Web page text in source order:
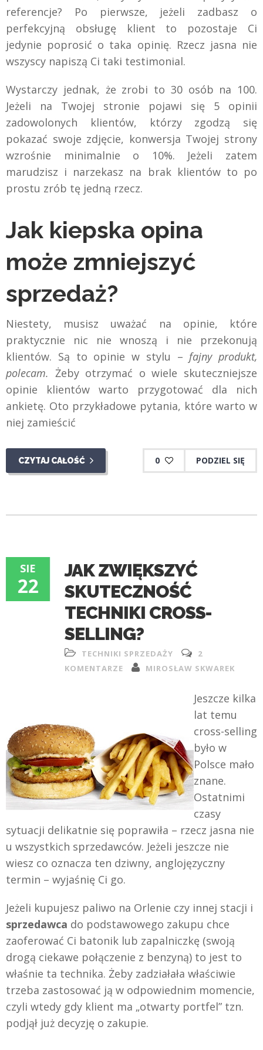
referencje? Po pierwsze, jeżeli zadbasz o
perfekcyjną obsługę klient to pozostaje Ci
jedynie poprosić o taka opinię. Rzecz jasna nie
wszyscy napiszą Ci taki testimonial.
Wystarczy jednak, że zrobi to 30 osób na 100.
Jeżeli na Twojej stronie pojawi się 5 opinii
zadowolonych klientów, którzy zgodzą się
pokazać swoje zdjęcie, konwersja Twojej strony
wzrośnie minimalnie o 10%. Jeżeli zatem
marudzisz i narzekasz na brak klientów to po
prostu zrób tę jedną rzecz.
Jak kiepska opina
może zmniejszyć
sprzedaż?
Niestety, musisz uważać na opinie, które
praktycznie nic nie wnoszą i nie przekonują
klientów. Są to opinie w stylu – fajny produkt,
polecam. Żeby otrzymać o wiele skuteczniejsze
opinie klientów warto przygotować dla nich
ankietę. Oto przykładowe pytania, które warto w
niej zamieścić
CZYTAJ CAŁOŚĆ 0 PODZIEL SIĘ
SIE
22
JAK ZWIĘKSZYĆ
SKUTECZNOŚĆ
TECHNIKI CROSS-
SELLING?
TECHNIKI SPRZEDAŻY
2
KOMENTARZE
MIROSŁAW SKWAREK
Jeszcze kilka
lat temu
cross-selling
było w
Polsce mało
znane.
Ostatnimi
czasy
sytuacji delikatnie się poprawiła – rzecz jasna nie
u wszystkich sprzedawców. Jeżeli jeszcze nie
wiesz co oznacza ten dziwny, anglojęzyczny
termin – wyjaśnię Ci go.
Jeżeli kupujesz paliwo na Orlenie czy innej stacji i
sprzedawca do podstawowego zakupu chce
zaoferować Ci batonik lub zapalniczkę (swoją
drogą ciekawe połączenie z benzyną) to jest to
właśnie ta technika. Żeby zadziałała właściwie
trzeba zastosować ją w odpowiednim momencie,
czyli wtedy gdy klient ma „otwarty portfel” tzn.
podjął już decyzję o zakupie.